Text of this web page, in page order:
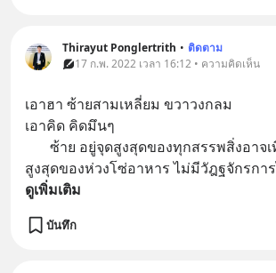
Thirayut Ponglertrith • ติดตาม
17 ก.พ. 2022 เวลา 16:12 • ความคิดเห็น
เอาฮา ซ้ายสามเหลี่ยม ขวาวงกลม
เอาคิด คิดมึนๆ
สูงสุดของห่วงโซ่อาหาร ไม่มีวัฎฐจักรการ
ดูเพิ่มเติม
บันทึก